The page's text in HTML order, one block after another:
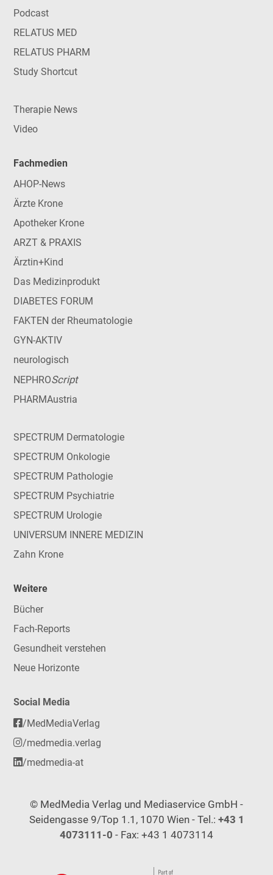
Podcast
RELATUS MED
RELATUS PHARM
Study Shortcut
Therapie News
Video
Fachmedien
AHOP-News
Ärzte Krone
Apotheker Krone
ARZT & PRAXIS
Ärztin+Kind
Das Medizinprodukt
DIABETES FORUM
FAKTEN der Rheumatologie
GYN-AKTIV
neurologisch
NEPHROScript
PHARMAustria
SPECTRUM Dermatologie
SPECTRUM Onkologie
SPECTRUM Pathologie
SPECTRUM Psychiatrie
SPECTRUM Urologie
UNIVERSUM INNERE MEDIZIN
Zahn Krone
Weitere
Bücher
Fach-Reports
Gesundheit verstehen
Neue Horizonte
Social Media
/MedMediaVerlag
/medmedia.verlag
/medmedia-at
© MedMedia Verlag und Mediaservice GmbH -
Seidengasse 9/Top 1.1, 1070 Wien - Tel.: +43 1
4073111-0 - Fax: +43 1 4073114